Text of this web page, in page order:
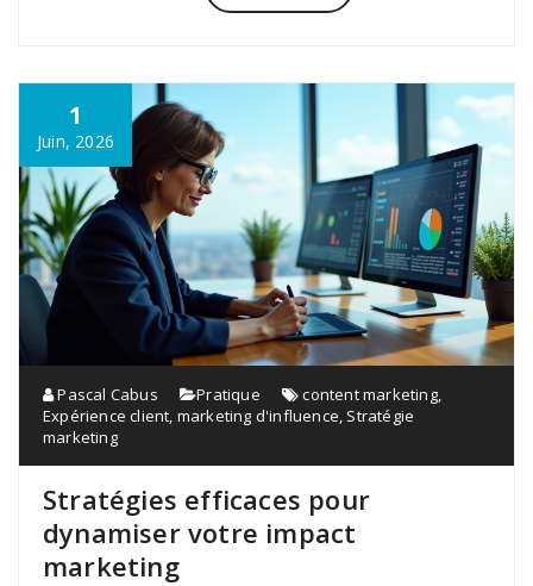
1
Juin, 2026
Pascal Cabus Pratique content marketing,
Expérience client, marketing d'influence, Stratégie
marketing
Stratégies efficaces pour
dynamiser votre impact
marketing